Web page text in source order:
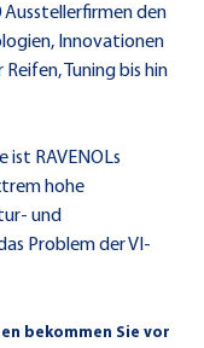
den
Innovationen
Tuning bis hin
ist RAVENOLs
hohe
und
Problem der VI-
bekommen Sie vor